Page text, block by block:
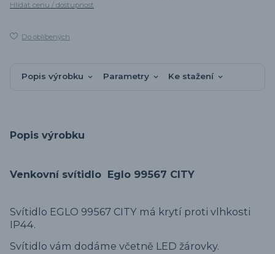
Hlídat cenu / dostupnost
Do oblíbených
Popis výrobku Parametry Ke stažení
Popis výrobku
Venkovní svítidlo Eglo 99567 CITY
Svítidlo EGLO 99567 CITY má krytí proti vlhkosti
IP44.
Svítidlo vám dodáme včetně LED žárovky.